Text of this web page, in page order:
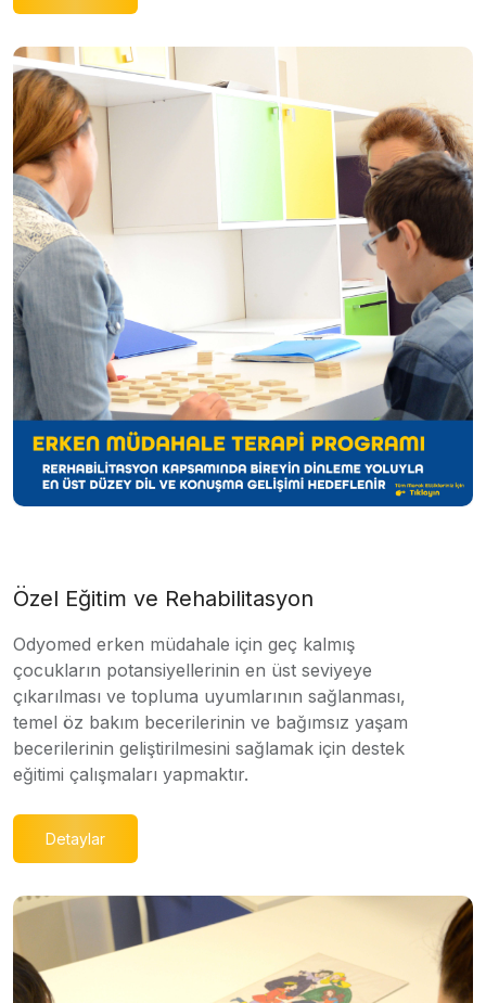
Özel Eğitim ve Rehabilitasyon
Odyomed erken müdahale için geç kalmış
çocukların potansiyellerinin en üst seviyeye
çıkarılması ve topluma uyumlarının sağlanması,
temel öz bakım becerilerinin ve bağımsız yaşam
becerilerinin geliştirilmesini sağlamak için destek
eğitimi çalışmaları yapmaktır.
Detaylar